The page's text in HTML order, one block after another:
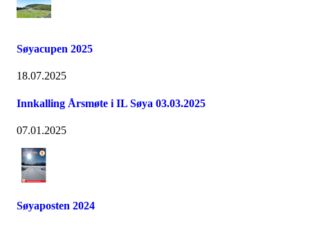
Søyacupen 2025
18.07.2025
Innkalling Årsmøte i IL Søya 03.03.2025
07.01.2025
Søyaposten 2024